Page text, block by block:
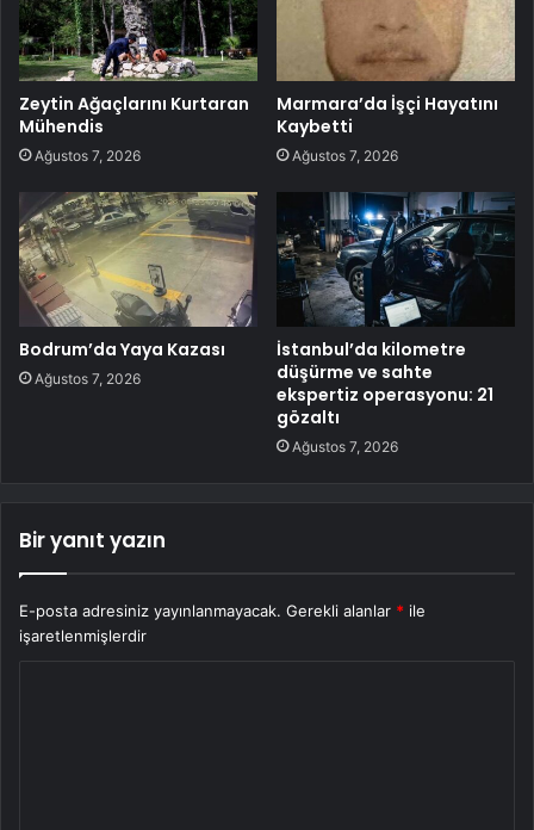
Zeytin Ağaçlarını Kurtaran
Mühendis
Ağustos 7, 2026
Marmara’da İşçi Hayatını
Kaybetti
Ağustos 7, 2026
Bodrum’da Yaya Kazası
Ağustos 7, 2026
İstanbul’da kilometre
düşürme ve sahte
ekspertiz operasyonu: 21
gözaltı
Ağustos 7, 2026
Bir yanıt yazın
E-posta adresiniz yayınlanmayacak. Gerekli alanlar * ile
işaretlenmişlerdir